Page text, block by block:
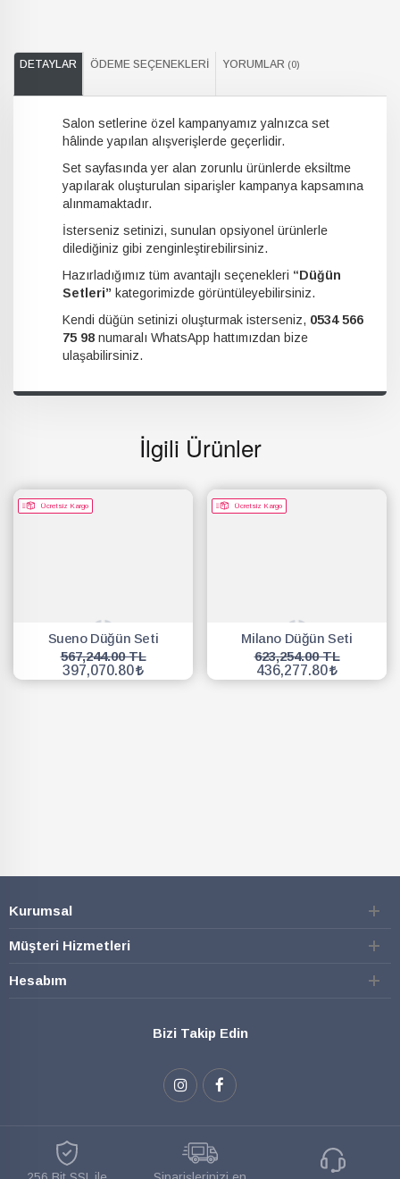
DETAYLAR ÖDEME SEÇENEKLERI YORUMLAR (0)
Salon setlerine özel kampanyamız yalnızca set
hâlinde yapılan alışverişlerde geçerlidir.
Set sayfasında yer alan zorunlu ürünlerde eksiltme
yapılarak oluşturulan siparişler kampanya kapsamına
alınmamaktadır.
İsterseniz setinizi, sunulan opsiyonel ürünlerle
dilediğiniz gibi zenginleştirebilirsiniz.
Hazırladığımız tüm avantajlı seçenekleri “Düğün
Setleri” kategorimizde görüntüleyebilirsiniz.
Kendi düğün setinizi oluşturmak isterseniz, 0534 566
75 98 numaralı WhatsApp hattımızdan bize
ulaşabilirsiniz.
İlgili Ürünler
Ücretsiz Kargo
Sueno Düğün Seti
567,244.00 TL
397,070.80
Ücretsiz Kargo
Milano Düğün Seti
623,254.00 TL
436,277.80
Kurumsal
Müşteri Hizmetleri
Hesabım
Bizi Takip Edin